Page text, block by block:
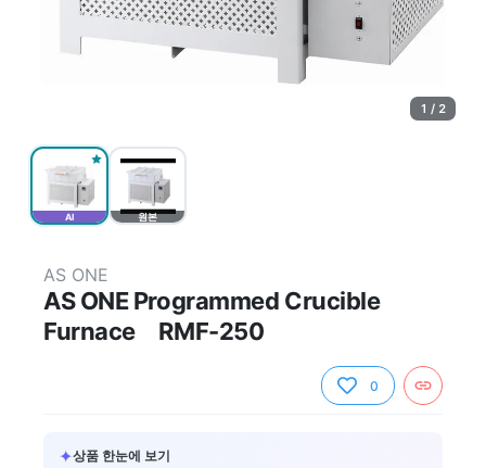
AI 원본
1 / 2
AS ONE
AS ONE Programmed Crucible
Furnace RMF-250
0
✦상품 한눈에 보기